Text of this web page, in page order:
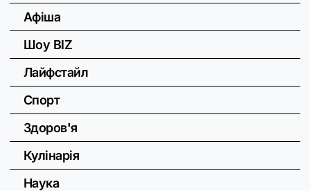
Афіша
Шоу BIZ
Лайфстайл
Спорт
Здоров'я
Кулінарія
Наука